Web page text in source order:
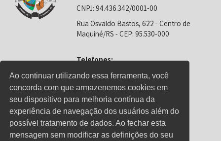
Ao continuar utilizando essa ferramenta, você
concorda com que armazenemos cookies em
seu dispositivo para melhoria contínua da
experiência de navegação dos usuários além do
possível tratamento de dados. Ao fechar esta
mensagem sem modificar as definições do seu
CNPJ: 94.436.342/0001-00
Rua Osvaldo Bastos, 622 - Centro de
Maquiné/RS - CEP: 95.530-000
Telefones:
0800-6281325 (Prefeitura)
0800-6281326 (Educação)
0800-6281139 (Saúde)
Horário de Atendimento